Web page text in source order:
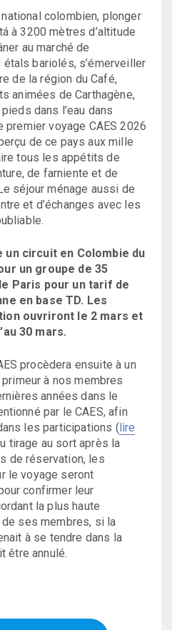
colombien, plonger
à 3200 mètres d’altitude
au marché de
bariolés, s’émerveiller
de la région du Café,
animées de Carthagène,
dans l’eau dans
premier voyage CAES 2026
de ce pays aux mille
tous les appétits de
de farniente et de
séjour ménage aussi de
et d’échanges avec les
un circuit en Colombie du
un groupe de 35
Paris pour un tarif de
en base TD. Les
ouvriront le 2 mars et
30 mars.
procèdera ensuite à un
à nos membres
années dans le
par le CAES, afin
les participations (lire
tirage au sort après la
de réservation, les
le voyage seront
confirmer leur
la plus haute
ses membres, si la
à se tendre dans la
être annulé.